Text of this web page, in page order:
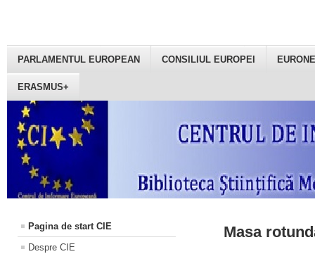
PARLAMENTUL EUROPEAN CONSILIUL EUROPEI
ERASMUS+
Pagina de start CIE
Despre CIE
Masa